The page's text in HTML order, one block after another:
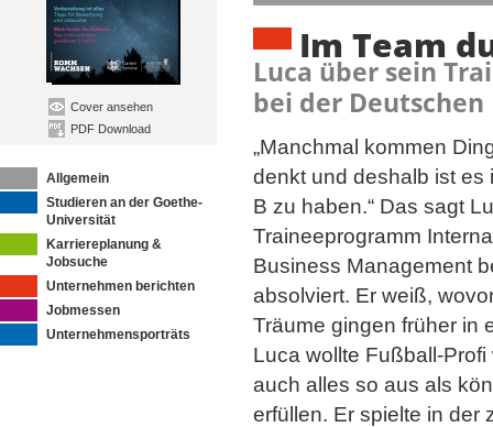
Cover ansehen
PDF Download
Allgemein
Studieren an der Goethe-
Universität
Karriereplanung &
Jobsuche
Unternehmen berichten
Jobmessen
Unternehmensporträts
Im Team
Luca über sein
bei der Deutschen
„Manchmal kommen
denkt und deshalb ist es
B zu haben.“ Das sagt
Traineeprogramm
Business Management
absolviert. Er weiß,
Träume gingen früher in
Luca wollte Fußball-
auch alles so aus als
erfüllen. Er spielte in der